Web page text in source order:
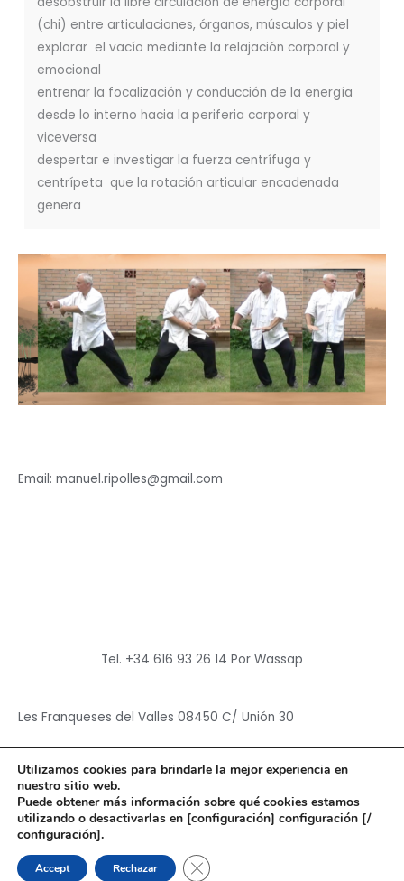
(chi) entre articulaciones, órganos, músculos y piel
explorar el vacío mediante la relajación corporal y
emocional
entrenar la focalización y conducción de la energía
desde lo interno hacia la periferia corporal y
viceversa
despertar e investigar la fuerza centrífuga y
centrípeta que la rotación articular encadenada
genera
Email: manuel.ripolles@gmail.com
Tel. +34 616 93 26 14 Por Wassap
Les Franqueses del Valles 08450 C/ Unión 30
Copyright © 2026Hun Yuan Chen
Powered byHun Yuan Chen
Utilizamos cookies para brindarle la mejor experiencia en
nuestro sitio web.
Puede obtener más información sobre qué cookies estamos
utilizando o desactivarlas en [configuración] configuración [/
configuración].
Accept Rechazar CERRAR EL BANNER DE